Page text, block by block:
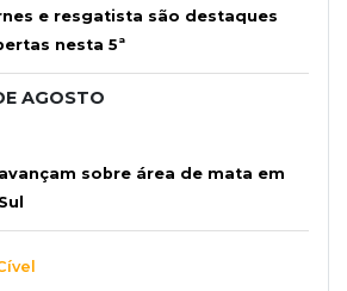
e resgatista são destaques
nesta 5ª
AGOSTO
sobre área de mata em